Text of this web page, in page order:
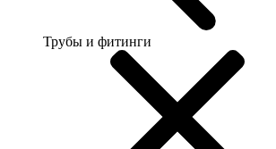
Трубы и фитинги